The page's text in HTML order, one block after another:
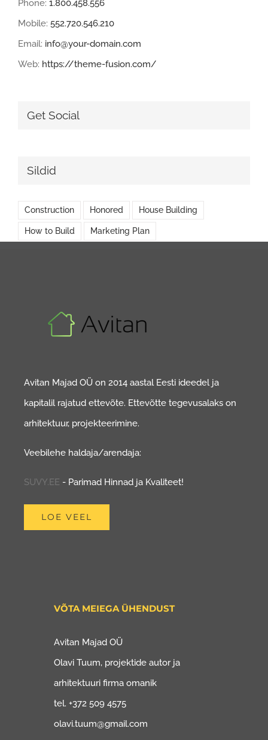
Phone: 1.800.458.556
Mobile: 552.720.546.210
Email: info@your-domain.com
Web: https://theme-fusion.com/
Get Social
Sildid
Construction Honored House Building
How to Build Marketing Plan
Avitan Majad OÜ on 2014 aastal Eesti ideedel ja
kapitalil rajatud ettevõte. Ettevõtte tegevusalaks on
arhitektuur, projekteerimine.
Veebilehe haldaja/arendaja:
SUVY.EE - Parimad Hinnad ja Kvaliteet!
LOE VEEL
VÕTA MEIEGA ÜHENDUST
Avitan Majad OÜ
Olavi Tuum, projektide autor ja
arhitektuuri firma omanik
tel. +372 509 4575
olavi.tuum@gmail.com